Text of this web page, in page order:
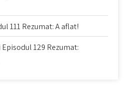
111 Rezumat: A aflat!
129 Rezumat: